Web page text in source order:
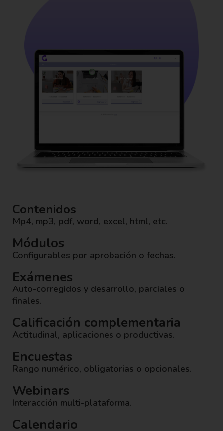
Contenidos
Mp4, mp3, pdf, word, excel, html, etc.
Módulos
Configurables por aprobación o fechas.
Exámenes
Auto-corregidos y desarrollo, parciales o
finales.
Calificación complementaria
Actitudinal, aplicaciones o productivas.
Encuestas
Rango numérico, obligatorias o opcionales.
Webinars
Interacción multi-plataforma.
Calendario